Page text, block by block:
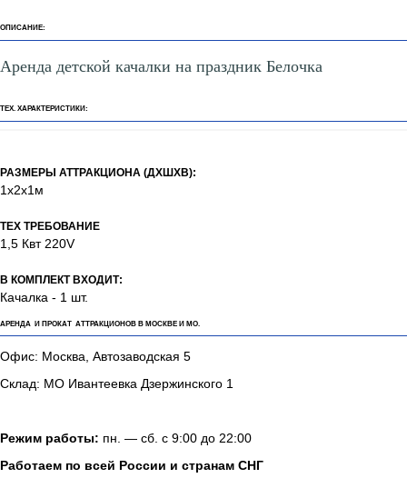
ОПИСАНИЕ:
Аренда детской качалки на праздник Белочка
ТЕХ. ХАРАКТЕРИСТИКИ:
РАЗМЕРЫ АТТРАКЦИОНА (ДХШХВ):
1х2х1м
ТЕХ ТРЕБОВАНИЕ
1,5 Квт 220V
В КОМПЛЕКТ ВХОДИТ:
Качалка - 1 шт.
АРЕНДА И ПРОКАТ АТТРАКЦИОНОВ В МОСКВЕ И МО.
Офис: Москва, Автозаводская 5
Склад: МО Ивантеевка Дзержинского 1
Режим работы: пн. — сб. с 9:00 до 22:00
Работаем по всей России и странам СНГ